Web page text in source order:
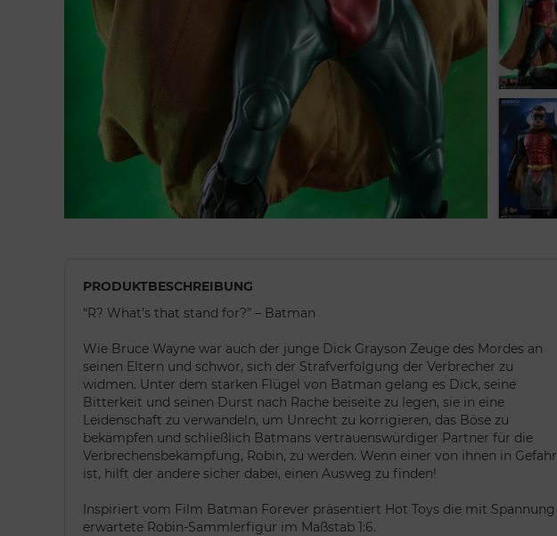
PRODUKTBESCHREIBUNG
“R? What’s that stand for?” – Batman
Wie Bruce Wayne war auch der junge Dick Grayson Zeuge des Mordes an
seinen Eltern und schwor, sich der Strafverfolgung der Verbrecher zu
widmen. Unter dem starken Flügel von Batman gelang es Dick, seine
Bitterkeit und seinen Durst nach Rache beiseite zu legen, sie in eine
Leidenschaft zu verwandeln, um Unrecht zu korrigieren, das Böse zu
bekämpfen und schließlich Batmans vertrauenswürdiger Partner für die
Verbrechensbekämpfung, Robin, zu werden. Wenn einer von ihnen in Gefahr
ist, hilft der andere sicher dabei, einen Ausweg zu finden!
Inspiriert vom Film Batman Forever präsentiert Hot Toys die mit Spannung
erwartete Robin-Sammlerfigur im Maßstab 1:6.